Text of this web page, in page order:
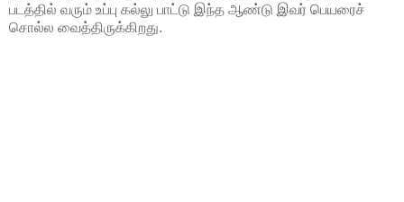
படத்தில் வரும் உப்பு கல்லு பாட்டு இந்த ஆண்டு இவர் பெயரைச்
சொல்ல வைத்திருக்கிறது.